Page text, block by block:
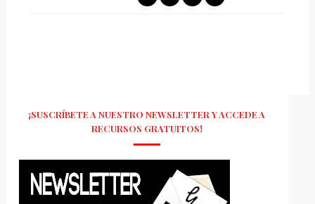
¡SUSCRÍBETE A NUESTRO NEWSLETTER Y ACCEDE A
RECURSOS GRATUITOS!